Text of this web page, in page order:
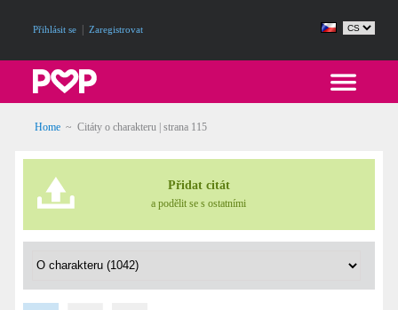
Přihlásit se Zaregistrovat
Home ~ Citáty o charakteru | strana 115
Přidat citát
a podělit se s ostatními